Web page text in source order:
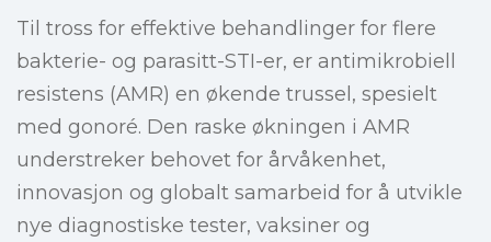
Til tross for effektive behandlinger for flere
bakterie- og parasitt-STI-er, er antimikrobiell
resistens (AMR) en økende trussel, spesielt
med gonoré. Den raske økningen i AMR
understreker behovet for årvåkenhet,
innovasjon og globalt samarbeid for å utvikle
nye diagnostiske tester, vaksiner og